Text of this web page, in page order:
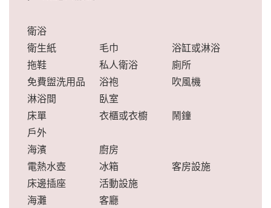
衛浴
衛生紙
毛巾
浴缸或淋浴
拖鞋
私人衛浴
廁所
免費盥洗用品
浴袍
吹風機
淋浴間
臥室
床單
衣櫃或衣櫥
鬧鐘
戶外
海濱
廚房
電熱水壺
冰箱
客房設施
床邊插座
活動設施
海灘
客廳